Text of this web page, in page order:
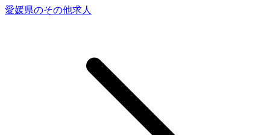
愛媛県のその他求人